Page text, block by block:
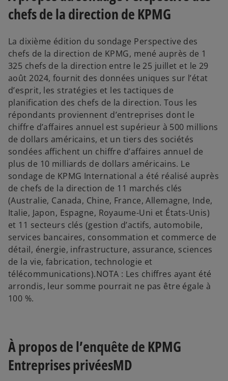
chefs de la direction de KPMG
La dixième édition du sondage Perspective des
chefs de la direction de KPMG, mené auprès de 1
325 chefs de la direction entre le 25 juillet et le 29
août 2024, fournit des données uniques sur l’état
d’esprit, les stratégies et les tactiques de
planification des chefs de la direction. Tous les
répondants proviennent d’entreprises dont le
chiffre d’affaires annuel est supérieur à 500 millions
de dollars américains, et un tiers des sociétés
sondées affichent un chiffre d’affaires annuel de
plus de 10 milliards de dollars américains. Le
sondage de KPMG International a été réalisé auprès
de chefs de la direction de 11 marchés clés
(Australie, Canada, Chine, France, Allemagne, Inde,
Italie, Japon, Espagne, Royaume-Uni et États-Unis)
et 11 secteurs clés (gestion d’actifs, automobile,
services bancaires, consommation et commerce de
détail, énergie, infrastructure, assurance, sciences
de la vie, fabrication, technologie et
télécommunications).NOTA : Les chiffres ayant été
arrondis, leur somme pourrait ne pas être égale à
100 %.
À propos de l’enquête de KPMG
Entreprises privéesMD